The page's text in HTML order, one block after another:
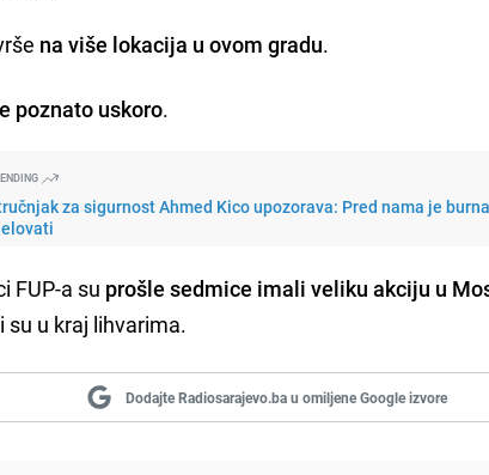
na više lokacija u ovom gradu.
poznato uskoro.
za sigurnost Ahmed Kico upozorava: Pred nama je
FUP-a su prošle sedmice imali veliku akciju u
su u kraj lihvarima.
Dodajte Radiosarajevo.ba u omiljene Google izvore